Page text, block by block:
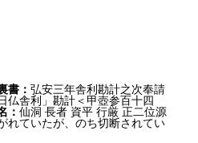
書：弘安三年舎利勘計之次奉請
仏舎利」勘計＜甲壺参百十四
：仙洞 長者 資平 行厳 正二位源
れていたが、のち切断されてい